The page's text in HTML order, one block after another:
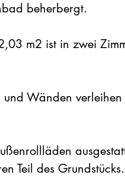
beherbergt.
m2 ist in zwei
Wänden
Teil des